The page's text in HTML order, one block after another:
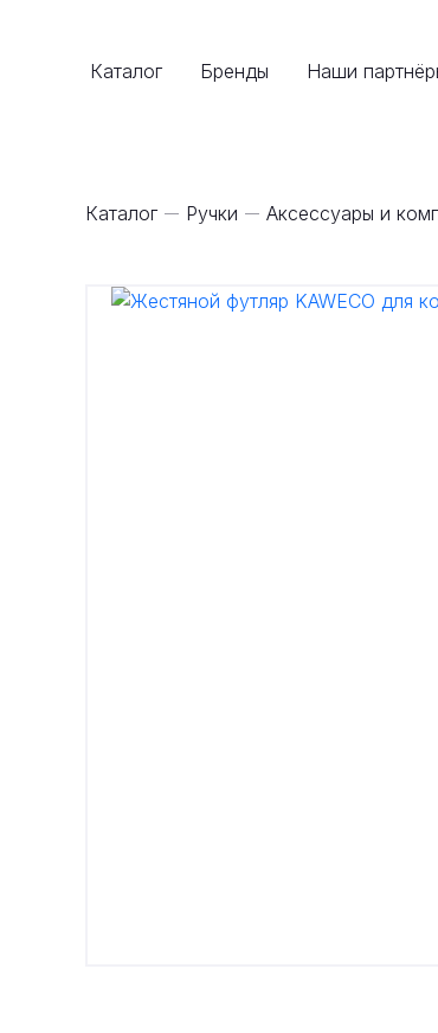
Каталог Бренды Наши
Каталог Ручки Аксессуары и